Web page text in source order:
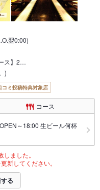
翌0:00)
ス】2…
)
コミ投稿特典対象店
コース
～18:00 生ビール何杯
ました。
新してください。
る